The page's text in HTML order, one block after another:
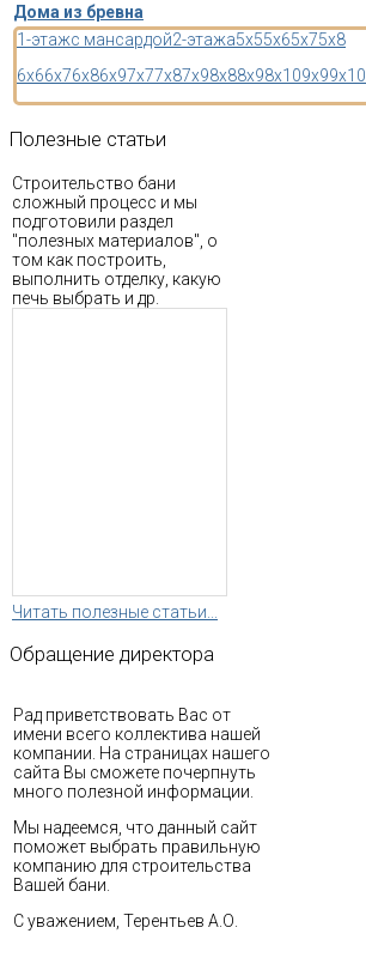
Дома из бревна
1-этажс мансардой2-этажа5x55x65x75x8
6x66x76x86x97x77x87x98x88x98x109x99x10
Полезные статьи
Строительство бани
сложный процесс и мы
подготовили раздел
"полезных материалов", о
том как построить,
выполнить отделку, какую
печь выбрать и др.
Читать полезные статьи...
Обращение директора
Рад приветствовать Вас от
имени всего коллектива нашей
компании. На страницах нашего
сайта Вы сможете почерпнуть
много полезной информации.
Мы надеемся, что данный сайт
поможет выбрать правильную
компанию для строительства
Вашей бани.
С уважением, Терентьев А.О.